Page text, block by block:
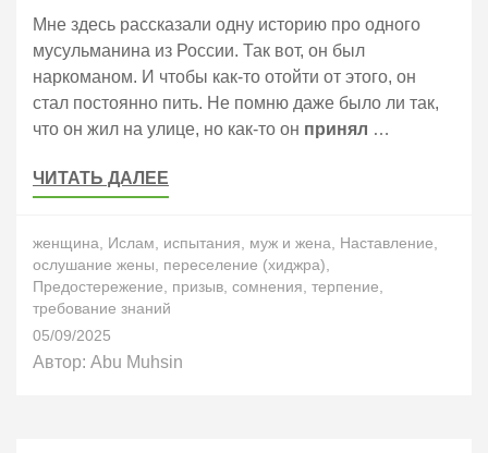
Мне здесь рассказали одну историю про одного
мусульманина из России. Так вот, он был
наркоманом. И чтобы как-то отойти от этого, он
стал постоянно пить. Не помню даже было ли так,
что он жил на улице, но как-то он принял …
ЧИТАТЬ ДАЛЕЕ
женщина Ислам испытания муж и жена Наставление
ослушание жены
переселение (хиджра)
Предостережение
призыв сомнения терпение
требование знаний
05/09/2025
Автор: Abu Muhsin